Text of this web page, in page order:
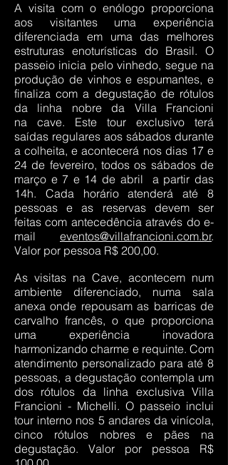
A visita com o enólogo proporciona
aos visitantes uma experiência
diferenciada em uma das melhores
estruturas enoturísticas do Brasil. O
passeio inicia pelo vinhedo, segue na
produção de vinhos e espumantes, e
finaliza com a degustação de rótulos
da linha nobre da Villa Francioni
na cave. Este tour exclusivo terá
saídas regulares aos sábados durante
a colheita, e acontecerá nos dias 17 e
24 de fevereiro, todos os sábados de
março e 7 e 14 de abril a partir das
14h. Cada horário atenderá até 8
pessoas e as reservas devem ser
feitas com antecedência através do e-
mail eventos@villafrancioni.com.br.
Valor por pessoa R$ 200,00.
As visitas na Cave, acontecem num
ambiente diferenciado, numa sala
anexa onde repousam as barricas de
carvalho francês, o que proporciona
uma experiência inovadora
harmonizando charme e requinte. Com
atendimento personalizado para até 8
pessoas, a degustação contempla um
dos rótulos da linha exclusiva Villa
Francioni - Michelli. O passeio inclui
tour interno nos 5 andares da vinícola,
cinco rótulos nobres e pães na
degustação. Valor por pessoa R$